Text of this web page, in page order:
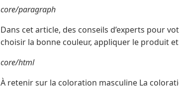
core/paragraph
Dans cet article, des conseils d’experts pour
choisir la bonne couleur, appliquer le produit
core/html
À retenir sur la coloration masculine La